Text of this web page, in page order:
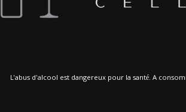
L'abus d'alcool est dangereux pour la santé. A